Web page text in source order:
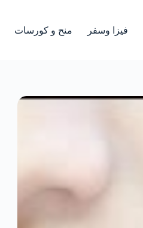
فيزا وسفر منح و كورسات